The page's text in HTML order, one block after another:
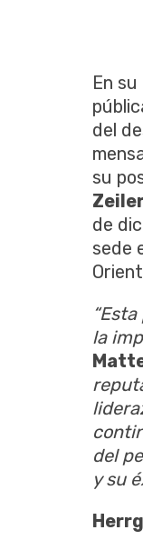
En
del
su
de
sede
la
del
y su